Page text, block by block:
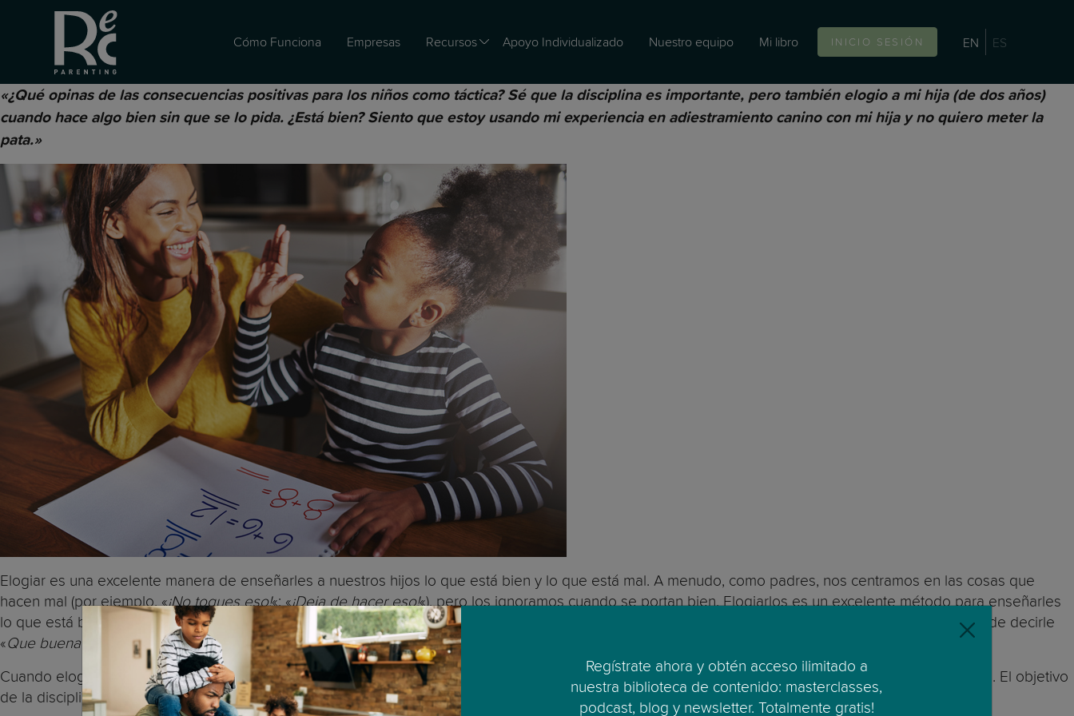
Cómo Funciona Empresas Recursos Apoyo Individualizado Nuestro equipo Mi libro INICIO SESIÓN EN ES
«¿Qué opinas de las consecuencias positivas para los niños como táctica? Sé que la disciplina es importante, pero también elogio a mi hija (de dos años)
cuando hace algo bien sin que se lo pida. ¿Está bien? Siento que estoy usando mi experiencia en adiestramiento canino con mi hija y no quiero meter la
pata.»
Elogiar es una excelente manera de enseñarles a nuestros hijos lo que está bien y lo que está mal. A menudo, como padres, nos centramos en las cosas que
hacen mal (por ejemplo, «¡No toques eso!«; «¡Deja de hacer eso!«), pero los ignoramos cuando se portan bien. Elogiarlos es un excelente método para enseñarles
lo que está bien y lo que está mal. Es mejor usar el elogio de forma muy específica, para que sepan qué comportamientos deben repetir. Así, en lugar de decirle
«Que buena eres» , dile «Bien hecho por ordenar tan bien«.
Cuando elogiamos a nuestros hijos, los estamos disciplinando. A menudo, pensamos que la disciplina se trata de castigar, pero es mucho más que eso. El objetivo
de la disciplina es enseñarles a nuestros hijos lo que está mal y lo que está bien. Por lo tanto, el elogio es un elemento de la disciplina.
Regístrate ahora y obtén acceso ilimitado a
nuestra biblioteca de contenido: masterclasses,
podcast, blog y newsletter. Totalmente gratis!